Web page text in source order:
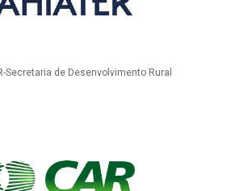
Secretaria de Desenvolvimento Rural